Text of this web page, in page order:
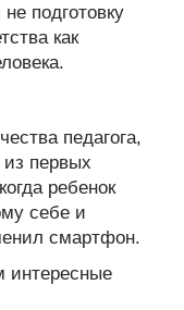
подготовку
как
педагога,
первых
ребенок
себе и
смартфон.
интересные